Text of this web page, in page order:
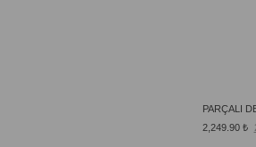
PARÇALI
2,249.90 ₺